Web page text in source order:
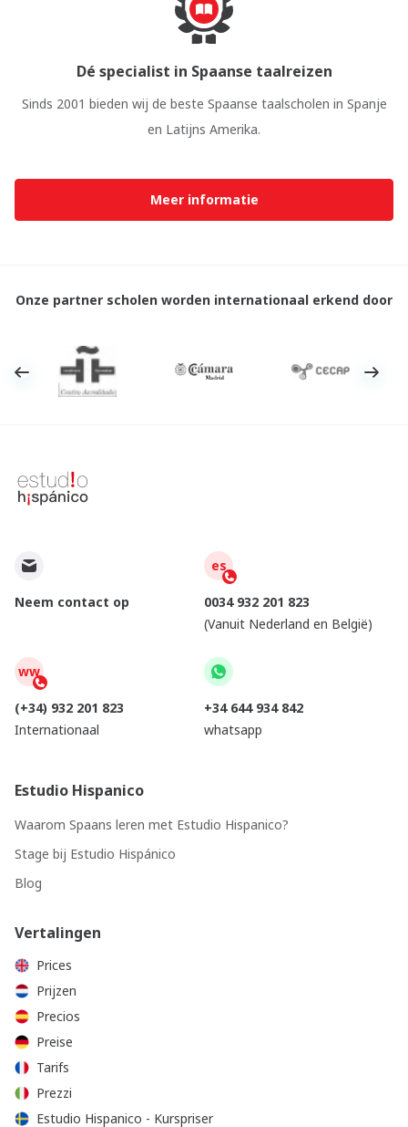
Dé specialist in Spaanse taalreizen
Sinds 2001 bieden wij de beste Spaanse taalscholen in Spanje
en Latijns Amerika.
Meer informatie
Onze partner scholen worden internationaal erkend door
Neem contact op
es
0034 932 201 823
(Vanuit Nederland en België)
ww
(+34) 932 201 823
Internationaal
+34 644 934 842
whatsapp
Estudio Hispanico
Waarom Spaans leren met Estudio Hispanico?
Stage bij Estudio Hispánico
Blog
Vertalingen
Prices
Prijzen
Precios
Preise
Tarifs
Prezzi
Estudio Hispanico - Kurspriser